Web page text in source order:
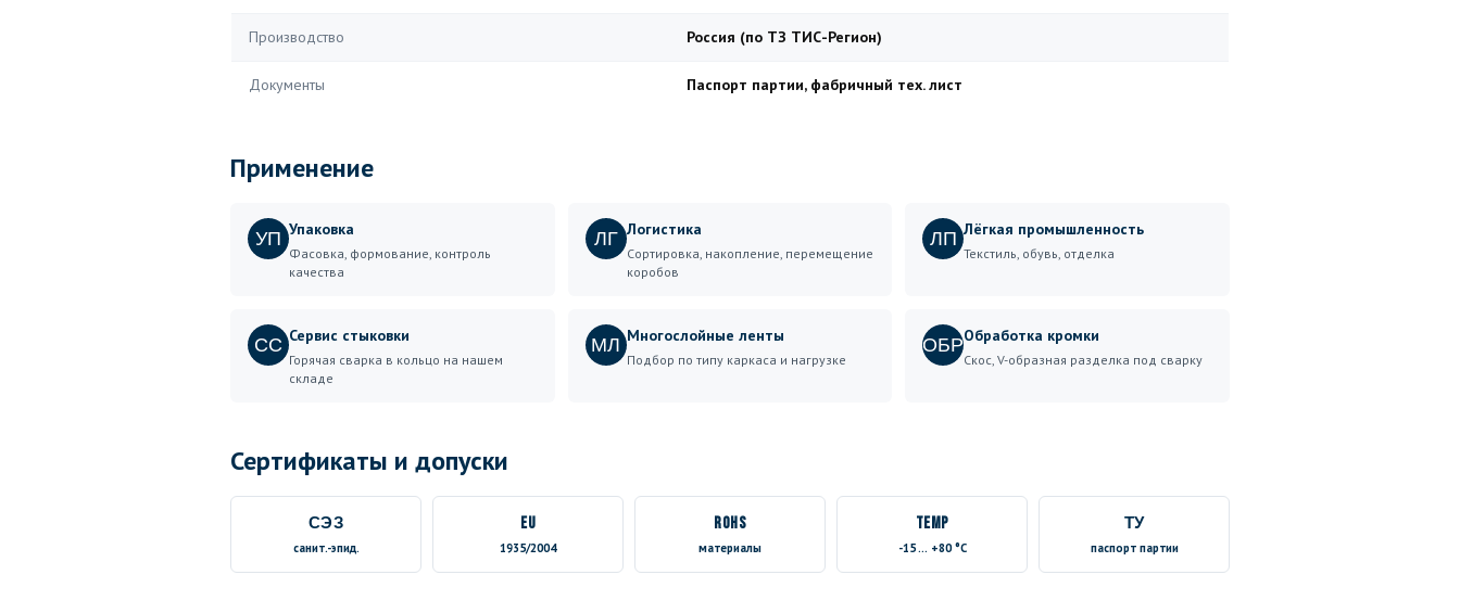
Производство Россия (по ТЗ ТИС-Регион)
Документы Паспорт партии, фабричный тех. лист
Применение
УП Упаковка
Фасовка, формование, контроль
качества
ЛГ Логистика
Сортировка, накопление, перемещение
коробов
ЛП Лёгкая промышленность
Текстиль, обувь, отделка
СС Сервис стыковки
Горячая сварка в кольцо на нашем
складе
МЛ Многослойные ленты
Подбор по типу каркаса и нагрузке
ОБРОбработка кромки
Скос, V-образная разделка под сварку
Сертификаты и допуски
СЭЗ
санит.-эпид.
EU
1935/2004
RoHS
материалы
TEMP
-15 … +80 °C
ТУ
паспорт партии